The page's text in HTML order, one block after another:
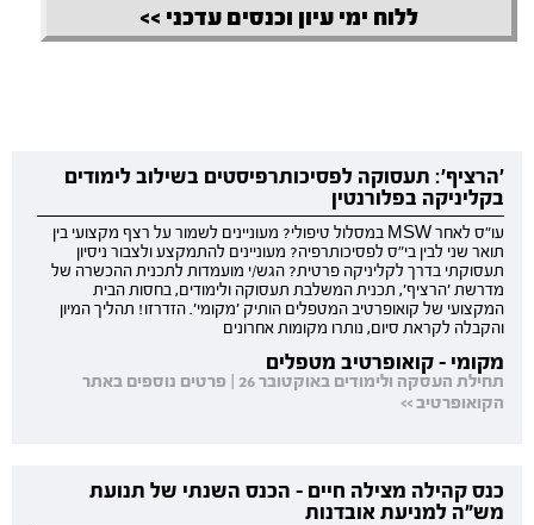
ללוח ימי עיון וכנסים עדכני >>
'הרציף': תעסוקה לפסיכותרפיסטים בשילוב לימודים
בקליניקה בפלורנטין
עו"ס לאחר MSW במסלול טיפולי? מעוניינים לשמור על רצף מקצועי בין
תואר שני לבין בי"ס לפסיכותרפיה? מעוניינים להתמקצע ולצבור ניסיון
תעסוקתי בדרך לקליניקה פרטית? הגש/י מועמדות לתכנית ההכשרה של
מדרשת 'הרציף', תכנית המשלבת תעסוקה ולימודים, בחסות הבית
המקצועי של קואופרטיב המטפלים הותיק 'מקומי'. הזדרזו! תהליך המיון
והקבלה לקראת סיום, נותרו מקומות אחרונים
מקומי - קואופרטיב מטפלים
תחילת העסקה ולימודים באוקטובר 26 | פרטים נוספים באתר
הקואופרטיב >>
כנס קהילה מצילה חיים - הכנס השנתי של תנועת
מש"ה למניעת אובדנות